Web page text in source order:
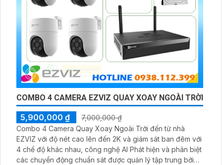
COMBO 4 CAMERA EZVIZ QUAY XOAY NGOÀI TRỜI
5,900,000 ₫
7,000,000 ₫
Combo 4 Camera Quay Xoay Ngoài Trời đến từ nhà
EZVIZ với độ nét cao lên đến 2K và giám sát ban đêm với
4 chế độ khác nhau, công nghệ AI Phát hiện và phân biệt
các chuyển động chuẩn sát được quản lý tập trung bởi